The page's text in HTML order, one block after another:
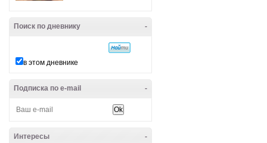
-
Поиск по дневнику
в этом дневнике
-
Подписка по e-mail
-
Интересы